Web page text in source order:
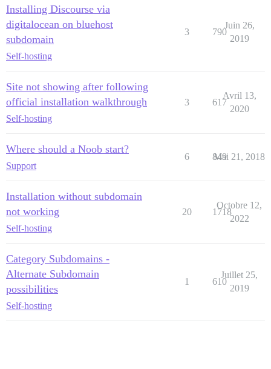
Installing Discourse via
digitalocean on bluehost
subdomain
Self-hosting
3 790
Juin 26,
2019
Site not showing after following
official installation walkthrough
Self-hosting
3 617
Avril 13,
2020
Where should a Noob start?
Support
6 849
Mai 21, 2018
Installation without subdomain
not working
Self-hosting
20 1718
Octobre 12,
2022
Category Subdomains -
Alternate Subdomain
possibilities
Self-hosting
1 610
Juillet 25,
2019